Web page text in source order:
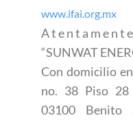
www.ifai.org.mx
A t e n t a m e n t
“SUNWAT
Con domicilio
no. 38 Piso 28
03100 Benito